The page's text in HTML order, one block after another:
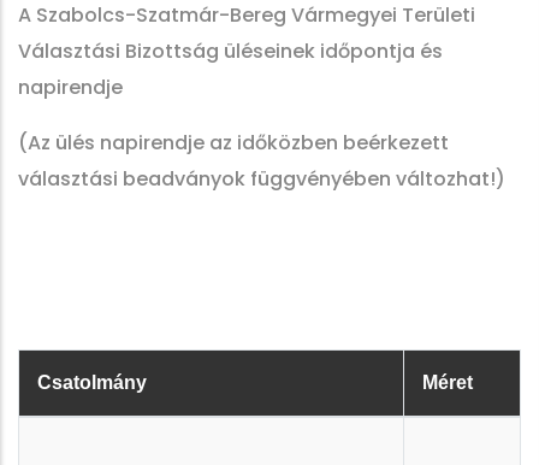
A Szabolcs-Szatmár-Bereg Vármegyei Területi
Választási Bizottság üléseinek időpontja és
napirendje
(Az ülés napirendje az időközben beérkezett
választási beadványok függvényében változhat!)
Csatolmány Méret